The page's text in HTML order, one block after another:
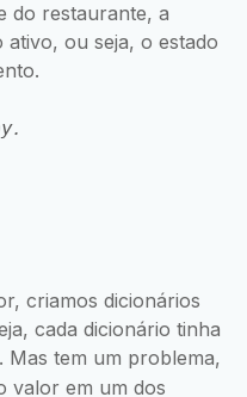
do restaurante, a
ou seja, o estado
.
criamos dicionários
cada dicionário tinha
Mas tem um problema,
valor em um dos